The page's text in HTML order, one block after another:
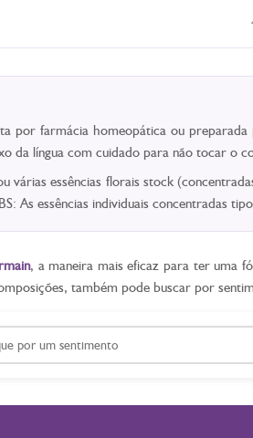
por farmácia homeopática ou
da língua com cuidado para não tocar o
várias essências florais stock
As essências individuais concentradas
, a maneira mais eficaz para ter uma
também pode buscar por